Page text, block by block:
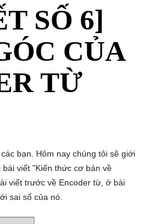
SỐ 6]
CỦA
TỪ
bạn. Hôm nay chúng tôi sẽ giới
viết "Kiến thức cơ bản về
viết trước về Encoder từ, ở bài
sai số của nó.